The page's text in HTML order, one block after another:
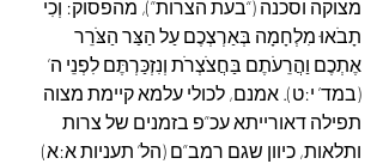
מצוקה וסכנה (“בעת הצרות”), מהפסוק: וְכִי
תָבֹאוּ מִלְחָמָה בְּאַרְצְכֶם עַל הַצַּר הַצֹּרֵר
אֶתְכֶם וַהֲרֵעֹתֶם בַּחֲצֹצְרֹת וְנִזְכַּרְתֶּם לִפְנֵי ה’
(במד’ י:ט). אמנם, לכולי עלמא קיימת מצוה
תפילה דאורייתא עכ”פ בזמנים של צרות
ותלאות, כיוון שגם רמב”ם (הל’ תעניות א:א)